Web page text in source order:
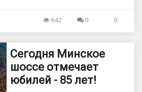
0
0
642
Сегодня Минское
шоссе отмечает
юбилей - 85 лет!